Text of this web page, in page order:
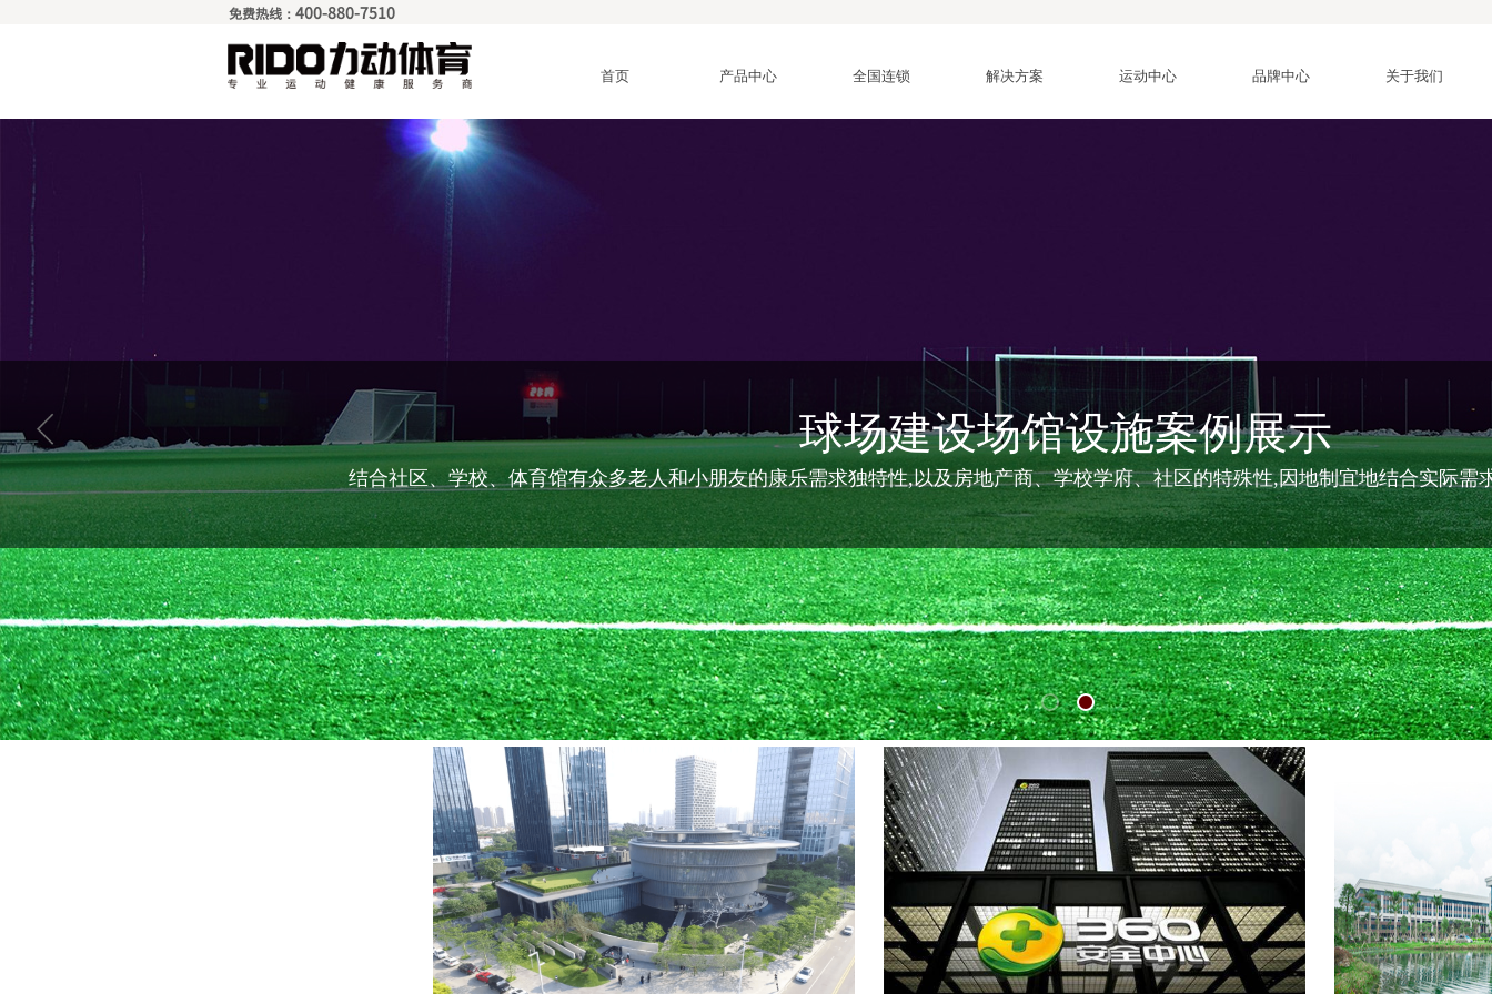
首页 产品中心 全国连锁 解决方案 运动中心 品牌中心 关于我们
球场建设场馆设施案例展示
结合社区、学校、体育馆有众多老人和小朋友的康乐需求独特性,以及房地产商、学校学府、社区的特殊性,因地制宜地结合实际需
免费热线： 400-880-7510